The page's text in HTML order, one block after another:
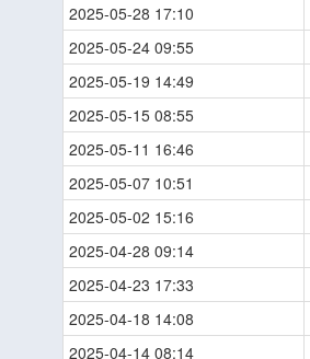
2025-05-28 17:10
2025-05-24 09:55
2025-05-19 14:49
2025-05-15 08:55
2025-05-11 16:46
2025-05-07 10:51
2025-05-02 15:16
2025-04-28 09:14
2025-04-23 17:33
2025-04-18 14:08
2025-04-14 08:14